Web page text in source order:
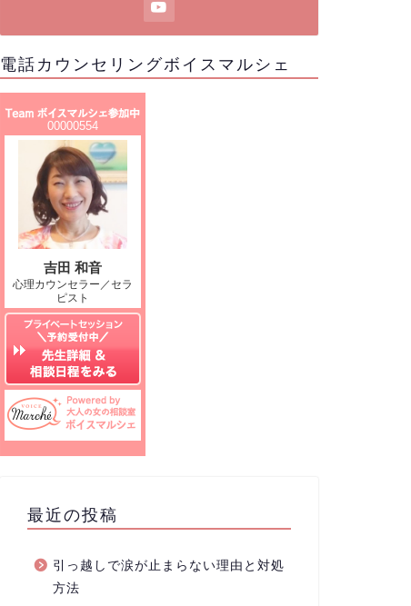
電話カウンセリングボイスマルシェ
最近の投稿
引っ越しで涙が止まらない理由と対処
方法